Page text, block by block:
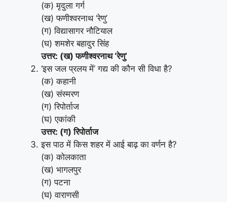
(क) मृदुला गर्ग
(ख) फणीश्वरनाथ ‘रेणु’
(ग) विद्यासागर नौटियाल
(घ) शमशेर बहादुर सिंह
उत्तर: (ख) फणीश्वरनाथ ‘रेणु’
‘इस जल प्रलय में’ गद्य की कौन सी विधा है?
(क) कहानी
(ख) संस्मरण
(ग) रिपोर्ताज
(घ) एकांकी
उत्तर: (ग) रिपोर्ताज
इस पाठ में किस शहर में आई बाढ़ का वर्णन है?
(क) कोलकाता
(ख) भागलपुर
(ग) पटना
(घ) वाराणसी